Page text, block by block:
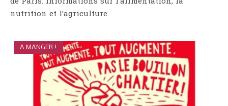
nutrition et l’agriculture.
A MANGER !